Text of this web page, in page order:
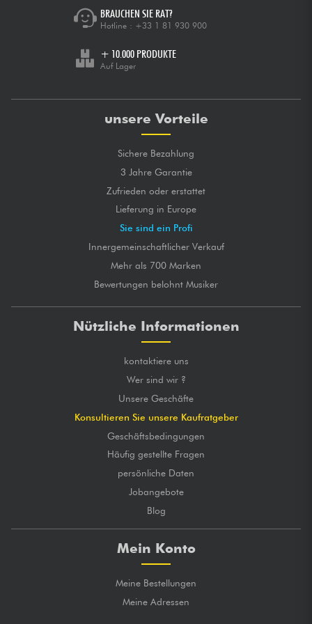
Excellent rapport qualité/prix
Fait ressortir le timbre naturel de la voix de manière très
Je recommande vivement !
KLANGQUALITÄT
★★★★★
★★★★★
★★ ★
★★ ★
gepostet 03/11/2021 à 09:50
Excellent rapport qualité prix.
★★★★
★★★★
★★
VERARBEITUNGSQUALITÄT ★★★★★
★★★★★
gepostet 02/08/2019 à 08:33
Excellnt rpport qualité prix Superbe pour un home studio
GLOBALE MARKE ★ ★ ★
★ ★ ★
gepostet 25/06/2019 à 18:00
Excellent matériel , mais prévoir un anti-pop !
GLOBALE MARKE ★ ★ ★ ★★
★ ★ ★ ★★
BRAUCHEN SIE RAT?
Hotline : +33 1 81 930 900
+ 10.000 PRODUKTE
Auf Lager
unsere Vorteile
Sichere Bezahlung
3 Jahre Garantie
Zufrieden oder erstattet
Lieferung in Europe
Sie sind ein Profi
Innergemeinschaftlicher Verkauf
Mehr als 700 Marken
Bewertungen belohnt Musiker
Nützliche Informationen
kontaktiere uns
Wer sind wir ?
Unsere Geschäfte
Konsultieren Sie unsere Kaufratgeber
Geschäftsbedingungen
Häufig gestellte Fragen
persönliche Daten
Jobangebote
Blog
Mein Konto
Meine Bestellungen
Meine Adressen